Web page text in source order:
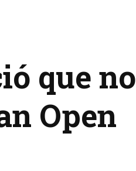
que no
Open